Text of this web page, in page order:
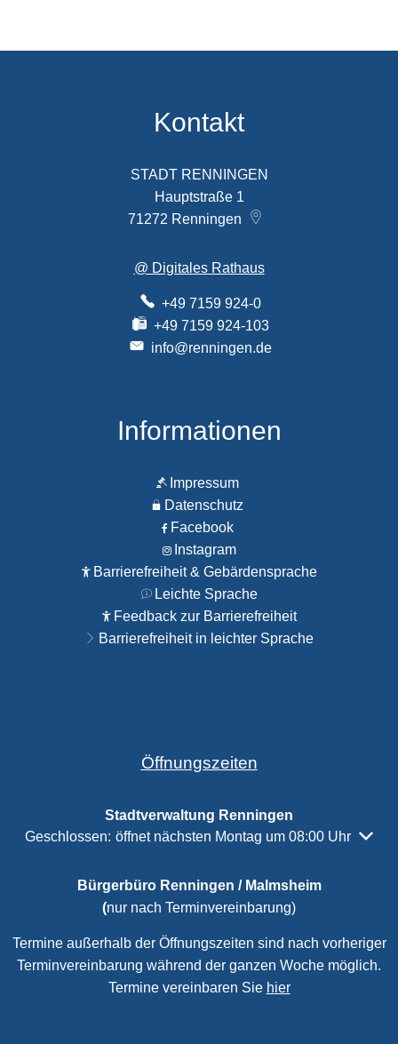
Kontakt
STADT RENNINGEN
Hauptstraße 1
71272 Renningen
@ Digitales Rathaus
+49 7159 924-0
+49 7159 924-103
info@renningen.de
Informationen
Impressum
Datenschutz
Facebook
Instagram
Barrierefreiheit & Gebärdensprache
Leichte Sprache
Feedback zur Barrierefreiheit
Barrierefreiheit in leichter Sprache
Öffnungszeiten
Stadtverwaltung Renningen
Klicken, um weitere Öffnungs- oder Schließzeiten
Geschlossen: öffnet nächsten Montag um 08:00 Uhr
Bürgerbüro Renningen / Malmsheim
(nur nach Terminvereinbarung)
Termine außerhalb der Öffnungszeiten sind nach vorheriger
Terminvereinbarung während der ganzen Woche möglich.
Termine vereinbaren Sie hier